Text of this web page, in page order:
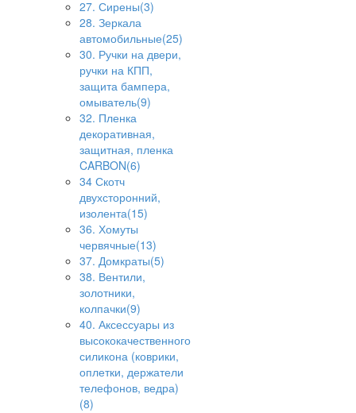
27. Сирены(3)
28. Зеркала
автомобильные(25)
30. Ручки на двери,
ручки на КПП,
защита бампера,
омыватель(9)
32. Пленка
декоративная,
защитная, пленка
CARBON(6)
34 Скотч
двухсторонний,
изолента(15)
36. Хомуты
червячные(13)
37. Домкраты(5)
38. Вентили,
золотники,
колпачки(9)
40. Аксессуары из
высококачественного
силикона (коврики,
оплетки, держатели
телефонов, ведра)
(8)